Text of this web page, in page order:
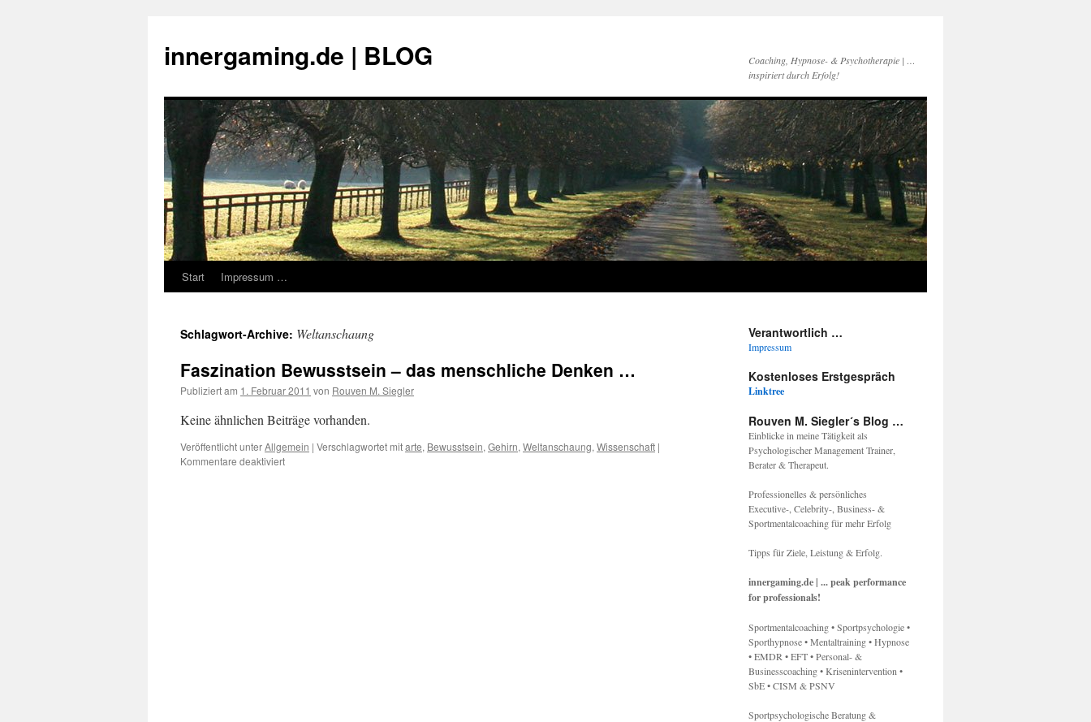
innergaming.de | BLOG
Coaching, Hypnose- & Psychotherapie | …
inspiriert durch Erfolg!
Zum
springen
Start Impressum …
Schlagwort-Archive: Weltanschaung
Faszination Bewusstsein – das menschliche Denken …
Publiziert am 1. Februar 2011 von Rouven M. Siegler
Keine ähnlichen Beiträge vorhanden.
Veröffentlicht unterAllgemein | Verschlagwortet mitarte, Bewusstsein, Gehirn, Weltanschaung, Wissenschaft |
Kommentare deaktiviertfür
Verantwortlich …
Impressum
Kostenloses Erstgespräch
Linktree
Rouven M. Siegler´s Blog …
Einblicke in meine Tätigkeit als
Psychologischer Management Trainer,
Berater & Therapeut.
Professionelles & persönliches
Executive-, Celebrity-, Business- &
Sportmentalcoaching für mehr Erfolg
Tipps für Ziele, Leistung & Erfolg.
innergaming.de | ... peak performance
for professionals!
Sportmentalcoaching • Sportpsychologie •
Sporthypnose • Mentaltraining • Hypnose
• EMDR • EFT • Personal- &
Businesscoaching • Krisenintervention •
SbE • CISM & PSNV
Sportpsychologische Beratung &